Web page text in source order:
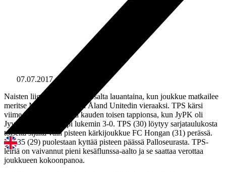
07.07.2017
Naisten liiga jatkuu TPS:n osalta lauantaina, kun joukkue matkailee
meritse Maarianhaminaan Åland Unitedin vieraaksi. TPS kärsi
viime kierroksella vasta kauden toisen tappionsa, kun JyPK oli
Jyväskylässä parempi lukemin 3-0. TPS (30) löytyy sarjataulukosta
toiselta sijalta vain pisteen kärkijoukkue FC Hongan (31) perässä.
PK-35 (29) puolestaan kyttää pisteen päässä Palloseurasta. TPS-
leiriä on vaivannut pieni kesäflunssa-aalto ja se saattaa verottaa
joukkueen kokoonpanoa.